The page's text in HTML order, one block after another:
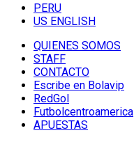
PERU
US ENGLISH
QUIENES SOMOS
STAFF
CONTACTO
Escribe en Bolavip
RedGol
Futbolcentroamerica
APUESTAS